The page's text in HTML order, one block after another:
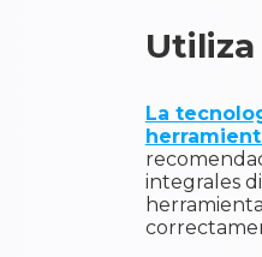
La
integrales